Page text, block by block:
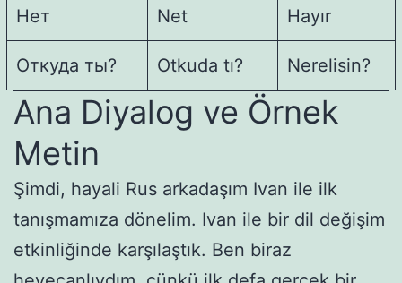
Нет Net Hayır
Откуда ты? Otkuda tı? Nerelisin?
Ana Diyalog ve Örnek
Metin
Şimdi, hayali Rus arkadaşım Ivan ile ilk
tanışmamıza dönelim. Ivan ile bir dil değişim
etkinliğinde karşılaştık. Ben biraz